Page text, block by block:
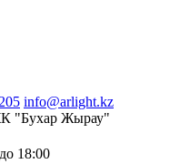
info@arlight.kz
"Бухар Жырау"
18:00